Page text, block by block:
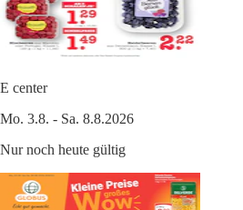
E center
Mo. 3.8. - Sa. 8.8.2026
Nur noch heute gültig